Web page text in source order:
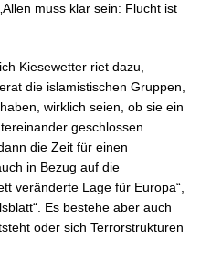
muss klar sein: Flucht ist
Kiesewetter riet dazu,
die islamistischen Gruppen,
wirklich seien, ob sie ein
geschlossen
die Zeit für einen
in Bezug auf die
veränderte Lage für Europa“,
Es bestehe aber auch
oder sich Terrorstrukturen